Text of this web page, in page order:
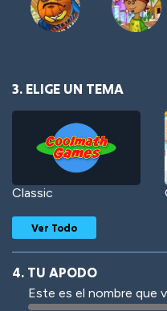
3. ELIGE UN TEMA
Classic
Ver Todo
4. TU APODO
Este es el nombre que